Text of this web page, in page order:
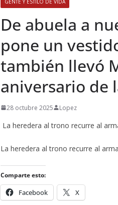
GENTE Y ESTILO DE VIDA
​De abuela a
pone un
también llevó
aniversario de
28 octubre 2025 Lopez
La heredera al trono recurre al
​La heredera al trono recurre al
Comparte esto:
Facebook X